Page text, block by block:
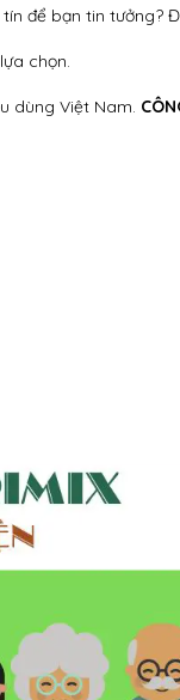
tín để bạn tin tưởng?
chọn.
dùng Việt Nam.